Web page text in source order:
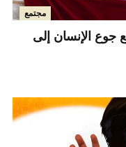
مجتمع
جوع الإنسان إلى